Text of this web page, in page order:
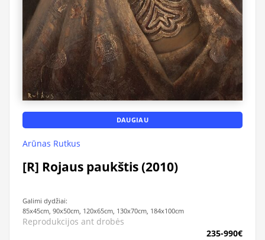
DAUGIAU
Arūnas Rutkus
[R] Rojaus paukštis (2010)
Galimi dydžiai:
85x45cm, 90x50cm, 120x65cm, 130x70cm, 184x100cm
Reprodukcijos ant drobės
235-990€